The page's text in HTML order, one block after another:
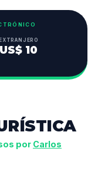
EXTRANJERO
US$ 10
por Carlos